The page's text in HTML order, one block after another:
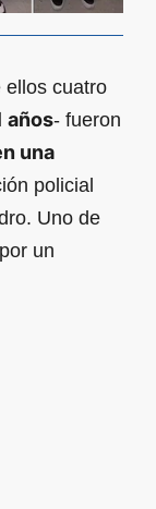
ellos cuatro
años- fueron
una
policial
Uno de
un